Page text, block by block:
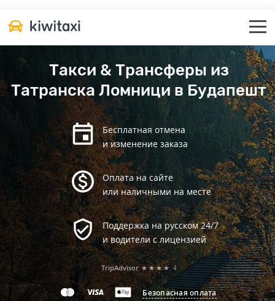
Такси & Трансферы из
Татранска Ломници в Будапешт
Бесплатная отмена
и изменение заказа
Оплата на сайте
или наличными на месте
Поддержка на русском 24/7
и водители с лицензией
Безопасная оплата
TripAdvisor ★★★★ 4